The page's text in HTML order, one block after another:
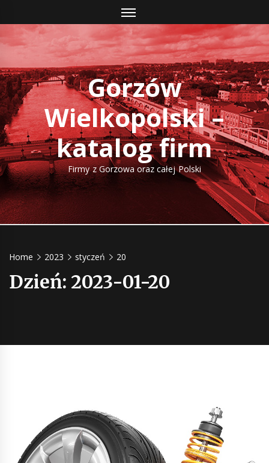
to
content
Gorzów
Wielkopolski –
katalog firm
Firmy z Gorzowa oraz całej Polski
Home 2023 styczeń 20
Dzień: 2023-01-20